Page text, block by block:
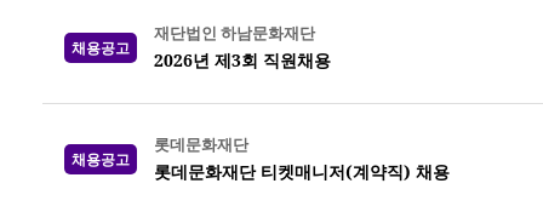
채용공고
재단법인 하남문화재단
2026년 제3회 직원채용
채용공고
롯데문화재단
롯데문화재단 티켓매니저(계약직) 채용